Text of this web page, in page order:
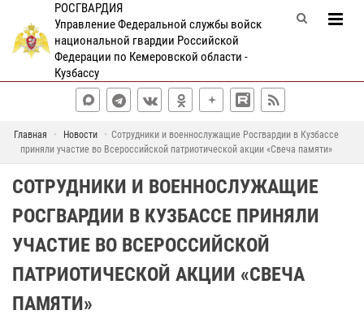
РОСГВАРДИЯ
Управление Федеральной службы войск
национальной гвардии Российской
Федерации по Кемеровской области -
Кузбассу
Главная Новости
Сотрудники и военнослужащие Росгвардии в Кузбассе
приняли участие во Всероссийской патриотической акции «Свеча памяти»
СОТРУДНИКИ И ВОЕННОСЛУЖАЩИЕ
РОСГВАРДИИ В КУЗБАССЕ ПРИНЯЛИ
УЧАСТИЕ ВО ВСЕРОССИЙСКОЙ
ПАТРИОТИЧЕСКОЙ АКЦИИ «СВЕЧА
ПАМЯТИ»